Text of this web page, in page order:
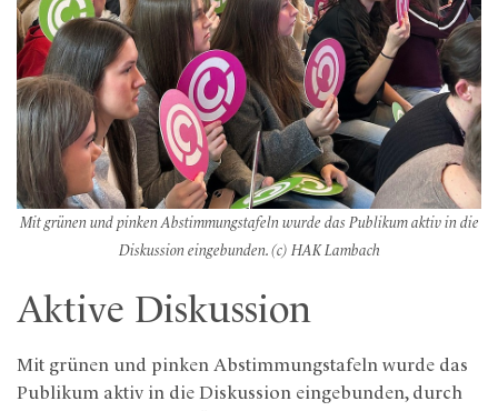
Mit grünen und pinken Abstimmungstafeln wurde das Publikum aktiv in die
Diskussion eingebunden. (c) HAK Lambach
Aktive Diskussion
Mit grünen und pinken Abstimmungstafeln wurde das
Publikum aktiv in die Diskussion eingebunden, durch